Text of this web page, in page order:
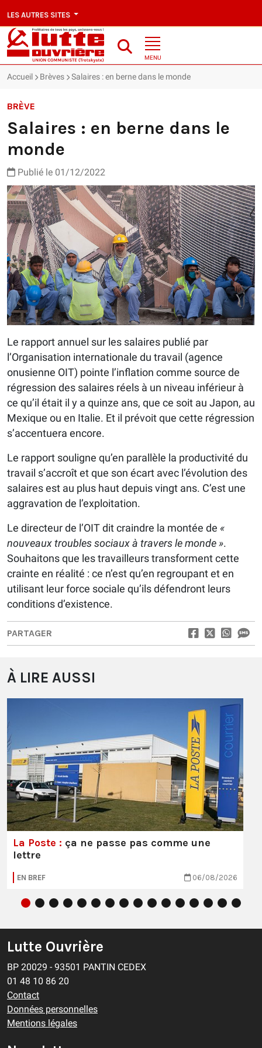
LES AUTRES SITES
MENU
Accueil Brèves Salaires : en berne dans le monde
BRÈVE
Salaires : en berne dans le
monde
Publié le 01/12/2022
Le rapport annuel sur les salaires publié par
l’Organisation internationale du travail (agence
onusienne OIT) pointe l’inflation comme source de
régression des salaires réels à un niveau inférieur à
ce qu’il était il y a quinze ans, que ce soit au Japon, au
Mexique ou en Italie. Et il prévoit que cette régression
s’accentuera encore.
Le rapport souligne qu’en parallèle la productivité du
travail s’accroît et que son écart avec l’évolution des
salaires est au plus haut depuis vingt ans. C’est une
aggravation de l’exploitation.
Le directeur de l’OIT dit craindre la montée de «
nouveaux troubles sociaux à travers le monde ».
Souhaitons que les travailleurs transforment cette
crainte en réalité : ce n’est qu’en regroupant et en
utilisant leur force sociale qu’ils défendront leurs
conditions d’existence.
PARTAGER
À LIRE AUSSI
La Poste : ça ne passe pas comme une
lettre
EN BREF 06/08/2026
Lutte Ouvrière
BP 20029 - 93501 PANTIN CEDEX
01 48 10 86 20
Contact
Données personnelles
Mentions légales